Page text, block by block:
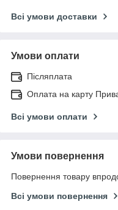
Всі умови доставки
Умови оплати
Післяплата
Оплата на карту
Всі умови оплати
Умови повернення
Повернення товару
Всі умови повернення